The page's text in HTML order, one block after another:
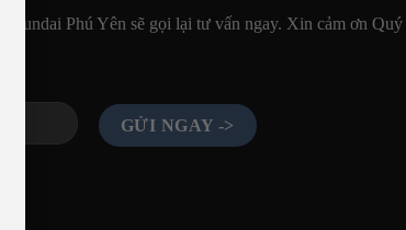
Hyundai Phú Yên sẽ gọi lại tư vấn ngay. Xin cảm ơn Quý